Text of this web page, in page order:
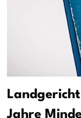
Jahre